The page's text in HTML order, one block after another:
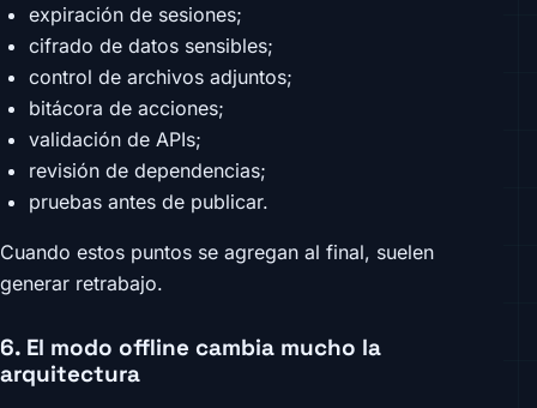
expiración de sesiones;
cifrado de datos sensibles;
control de archivos adjuntos;
bitácora de acciones;
validación de APIs;
revisión de dependencias;
pruebas antes de publicar.
Cuando estos puntos se agregan al final, suelen
generar retrabajo.
6. El modo offline cambia mucho la
arquitectura